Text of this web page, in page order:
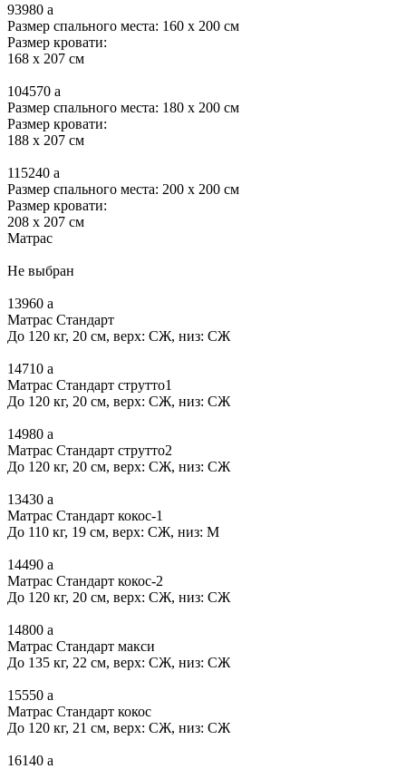
93980 a
Размер спального места: 160 x 200 см
Размер кровати:
168 x 207 см
104570 a
Размер спального места: 180 x 200 см
Размер кровати:
188 x 207 см
115240 a
Размер спального места: 200 x 200 см
Размер кровати:
208 x 207 см
Матрас
Не выбран
13960 a
Матрас Стандарт
До 120 кг, 20 см, верх: СЖ, низ: СЖ
14710 a
Матрас Стандарт струтто1
До 120 кг, 20 см, верх: СЖ, низ: СЖ
14980 a
Матрас Стандарт струтто2
До 120 кг, 20 см, верх: СЖ, низ: СЖ
13430 a
Матрас Стандарт кокос-1
До 110 кг, 19 см, верх: СЖ, низ: М
14490 a
Матрас Стандарт кокос-2
До 120 кг, 20 см, верх: СЖ, низ: СЖ
14800 a
Матрас Стандарт макси
До 135 кг, 22 см, верх: СЖ, низ: СЖ
15550 a
Матрас Стандарт кокос
До 120 кг, 21 см, верх: СЖ, низ: СЖ
16140 a